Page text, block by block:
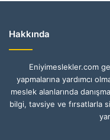
Hakkında
Eniyimeslekler.com
yapmalarına yardımcı
meslek alanlarında
bilgi, tavsiye ve fırsatlarla